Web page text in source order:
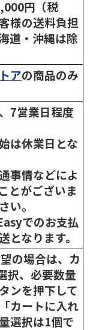
円（税
様の送料負担
道・沖縄は除
アの商品のみ
7営業日程度
は休業日とな
事情などによ
とがございま
い。
でのお支払
となります。
の場合は、カ
択、必要数量
ンを押下して
カートに入れ
選択は1個で